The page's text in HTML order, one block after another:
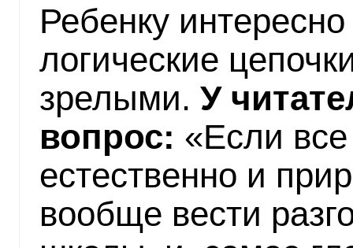
Ребенку
логические
зрелыми. У
вопрос: «Если
естественно и
вообще вести